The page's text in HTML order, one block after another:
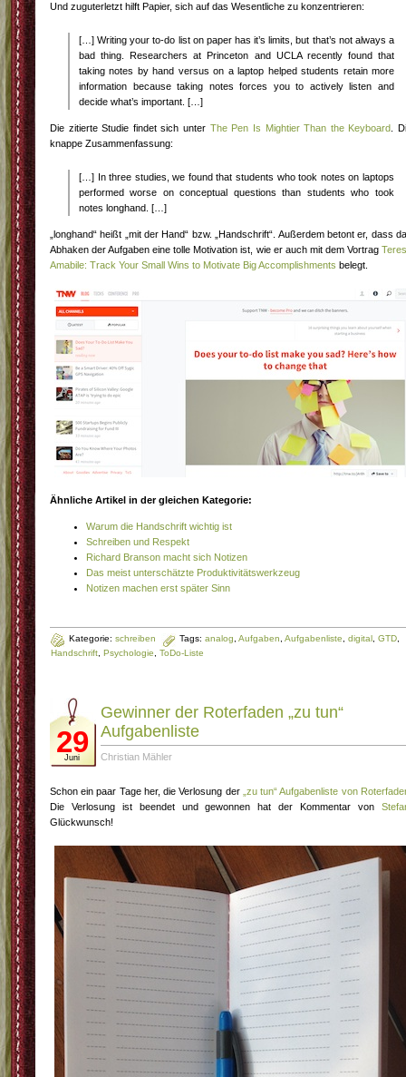
Und zuguterletzt hilft Papier, sich auf das Wesentliche zu konzentrieren:
[…] Writing your to-do list on paper has it’s limits, but that’s not always a
bad thing. Researchers at Princeton and UCLA recently found that
taking notes by hand versus on a laptop helped students retain more
information because taking notes forces you to actively listen and
decide what’s important. […]
Die zitierte Studie findet sich unter The Pen Is Mightier Than the Keyboard .
knappe Zusammenfassung:
[…] In three studies, we found that students who took notes on laptops
performed worse on conceptual questions than students who took
notes longhand. […]
„longhand“ heißt „mit der Hand“ bzw. „Handschrift“. Außerdem betont er, dass
Abhaken der Aufgaben eine tolle Motivation ist, wie er auch mit dem Vortrag
Amabile: Track Your Small Wins to Motivate Big Accomplishments belegt.
Ähnliche Artikel in der gleichen Kategorie:
Warum die Handschrift wichtig ist
Schreiben und Respekt
Richard Branson macht sich Notizen
Das meist unterschätzte Produktivitätswerkzeug
Notizen machen erst später Sinn
Kategorie: schreiben Tags: analog Aufgaben Aufgabenliste digital GTD
Handschrift Psychologie ToDo-Liste
29
Juni
Gewinner der Roterfaden „zu tun“
Aufgabenliste
Christian Mähler
Schon ein paar Tage her, die Verlosung der „zu tun“ Aufgabenliste von
Die Verlosung ist beendet und gewonnen hat der Kommentar von
Glückwunsch!